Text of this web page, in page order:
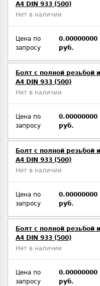
A4 DIN 933 (500)
Нет в наличии
Цена по
запросу
0.00000000
руб.
Болт с полной
A4 DIN 933 (500)
Нет в наличии
Цена по
запросу
0.00000000
руб.
Болт с полной
A4 DIN 933 (500)
Нет в наличии
Цена по
запросу
0.00000000
руб.
Болт с полной
A4 DIN 933 (500)
Нет в наличии
Цена по
запросу
0.00000000
руб.